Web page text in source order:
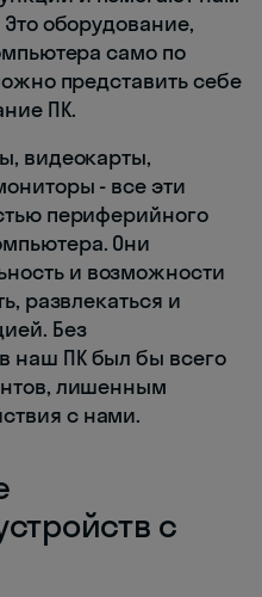
оборудование,
само по
представить себе
ПК.
видеокарты,
- все эти
периферийного
Они
и возможности
развлекаться и
Без
наш ПК был бы всего
лишенным
с нами.
с